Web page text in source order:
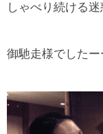
しゃべり続ける
御馳走様でした